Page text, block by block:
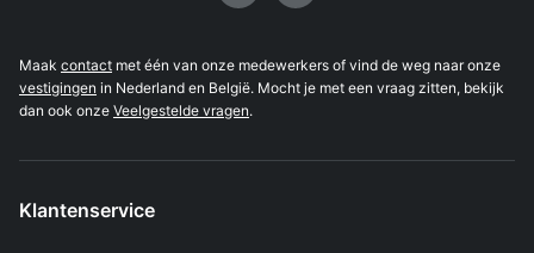
Maak contact met één van onze medewerkers of vind de weg naar onze
vestigingen in Nederland en België. Mocht je met een vraag zitten, bekijk
dan ook onze Veelgestelde vragen.
Klantenservice